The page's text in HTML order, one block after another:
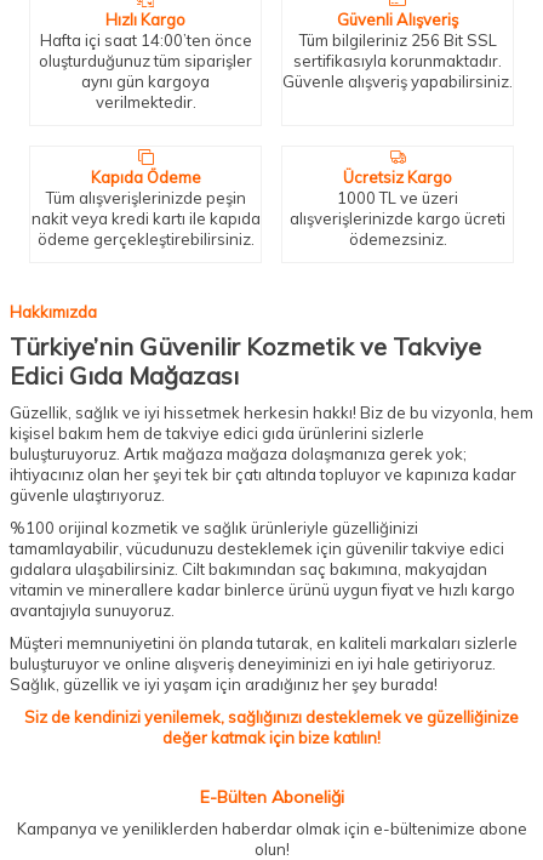
Hızlı Kargo
Hafta içi saat 14:00’ten önce
oluşturduğunuz tüm siparişler
aynı gün kargoya
verilmektedir.
Güvenli Alışveriş
Tüm bilgileriniz 256 Bit SSL
sertifikasıyla korunmaktadır.
Güvenle alışveriş yapabilirsiniz.
Kapıda Ödeme
Tüm alışverişlerinizde peşin
nakit veya kredi kartı ile kapıda
ödeme gerçekleştirebilirsiniz.
Ücretsiz Kargo
1000 TL ve üzeri
alışverişlerinizde kargo ücreti
ödemezsiniz.
Hakkımızda
Türkiye’nin Güvenilir Kozmetik ve Takviye
Edici Gıda Mağazası
Güzellik, sağlık ve iyi hissetmek herkesin hakkı! Biz de bu vizyonla, hem
kişisel bakım hem de takviye edici gıda ürünlerini sizlerle
buluşturuyoruz. Artık mağaza mağaza dolaşmanıza gerek yok;
ihtiyacınız olan her şeyi tek bir çatı altında topluyor ve kapınıza kadar
güvenle ulaştırıyoruz.
%100 orijinal kozmetik ve sağlık ürünleriyle güzelliğinizi
tamamlayabilir, vücudunuzu desteklemek için güvenilir takviye edici
gıdalara ulaşabilirsiniz. Cilt bakımından saç bakımına, makyajdan
vitamin ve minerallere kadar binlerce ürünü uygun fiyat ve hızlı kargo
avantajıyla sunuyoruz.
Müşteri memnuniyetini ön planda tutarak, en kaliteli markaları sizlerle
buluşturuyor ve online alışveriş deneyiminizi en iyi hale getiriyoruz.
Sağlık, güzellik ve iyi yaşam için aradığınız her şey burada!
Siz de kendinizi yenilemek, sağlığınızı desteklemek ve güzelliğinize
değer katmak için bize katılın!
E-Bülten Aboneliği
Kampanya ve yeniliklerden haberdar olmak için e-bültenimize abone
olun!